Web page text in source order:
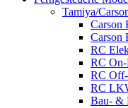
Tamiya/
Carson
Carson
RC
RC On-
RC
RC
Bau- &